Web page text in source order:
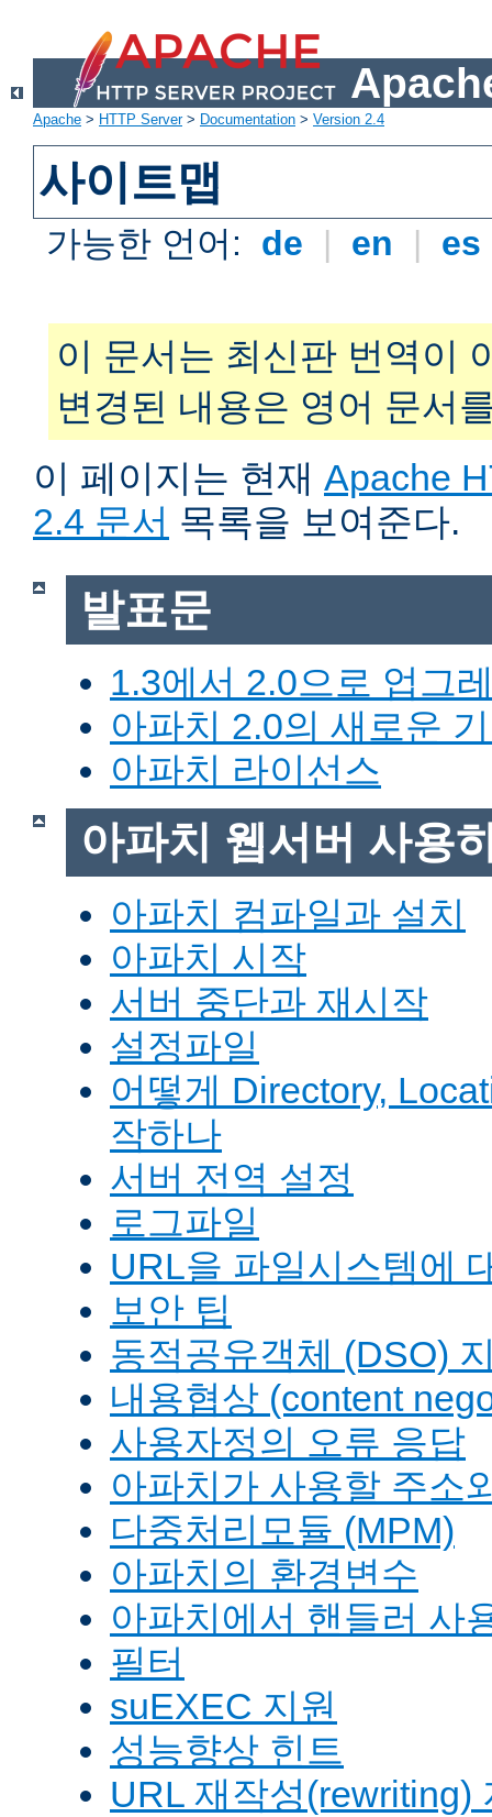
Apache > HTTP Server> Documentation > Version 2.4
사이트맵
가능한 언어: de | en | es
이 문서는 최신판 번역이
변경된 내용은 영어 문서
이 페이지는 현재 Apache
2.4 문서 목록을 보여준다.
발표문
1.3에서 2.0으로 업그
아파치 2.0의 새로운
아파치 라이선스
아파치 웹서버 사용
아파치 컴파일과 설치
아파치 시작
서버 중단과 재시작
설정파일
어떻게 Directory,
작하나
서버 전역 설정
로그파일
URL을 파일시스템에
보안 팁
동적공유객체 (DSO)
내용협상 (content
사용자정의 오류 응답
아파치가 사용할 주소
다중처리모듈 (MPM)
아파치의 환경변수
아파치에서 핸들러 사
필터
suEXEC 지원
성능향상 힌트
URL 재작성(rewriting)